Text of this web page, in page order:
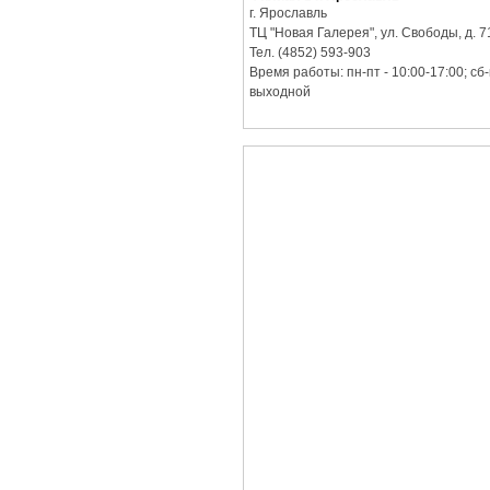
г. Ярославль
ТЦ "Новая Галерея", ул. Свободы, д.
Тел. (4852) 593-903
Время работы: пн-пт - 10:00-17:00; сб-
выходной